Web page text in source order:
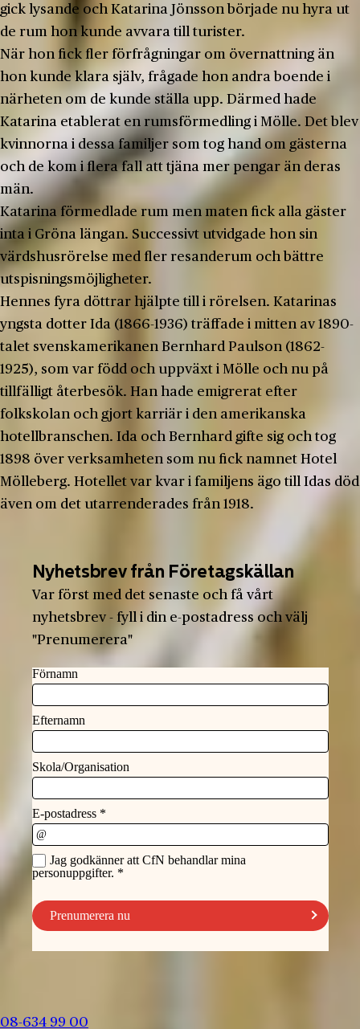
gick lysande och Katarina Jönsson började nu hyra ut
de rum hon kunde avvara till turister.
När hon fick fler förfrågningar om övernattning än
hon kunde klara själv, frågade hon andra boende i
närheten om de kunde ställa upp. Därmed hade
Katarina etablerat en rumsförmedling i Mölle. Det blev
kvinnorna i dessa familjer som tog hand om gästerna
och de kom i flera fall att tjäna mer pengar än deras
män.
Katarina förmedlade rum men maten fick alla gäster
inta i Gröna längan. Successivt utvidgade hon sin
värdshusrörelse med fler resanderum och bättre
utspisningsmöjligheter.
Hennes fyra döttrar hjälpte till i rörelsen. Katarinas
yngsta dotter Ida (1866-1936) träffade i mitten av 1890-
talet svenskamerikanen Bernhard Paulson (1862-
1925), som var född och uppväxt i Mölle och nu på
tillfälligt återbesök. Han hade emigrerat efter
folkskolan och gjort karriär i den amerikanska
hotellbranschen. Ida och Bernhard gifte sig och tog
1898 över verksamheten som nu fick namnet Hotel
Mölleberg. Hotellet var kvar i familjens ägo till Idas död
även om det utarrenderades från 1918.
Nyhetsbrev från Företagskällan
Var först med det senaste och få vårt
nyhetsbrev - fyll i din e-postadress och välj
"Prenumerera"
08-634 99 00